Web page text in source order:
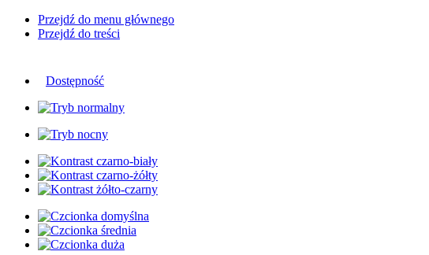
Przejdź do menu głównego
Przejdź do treści
Dostępność